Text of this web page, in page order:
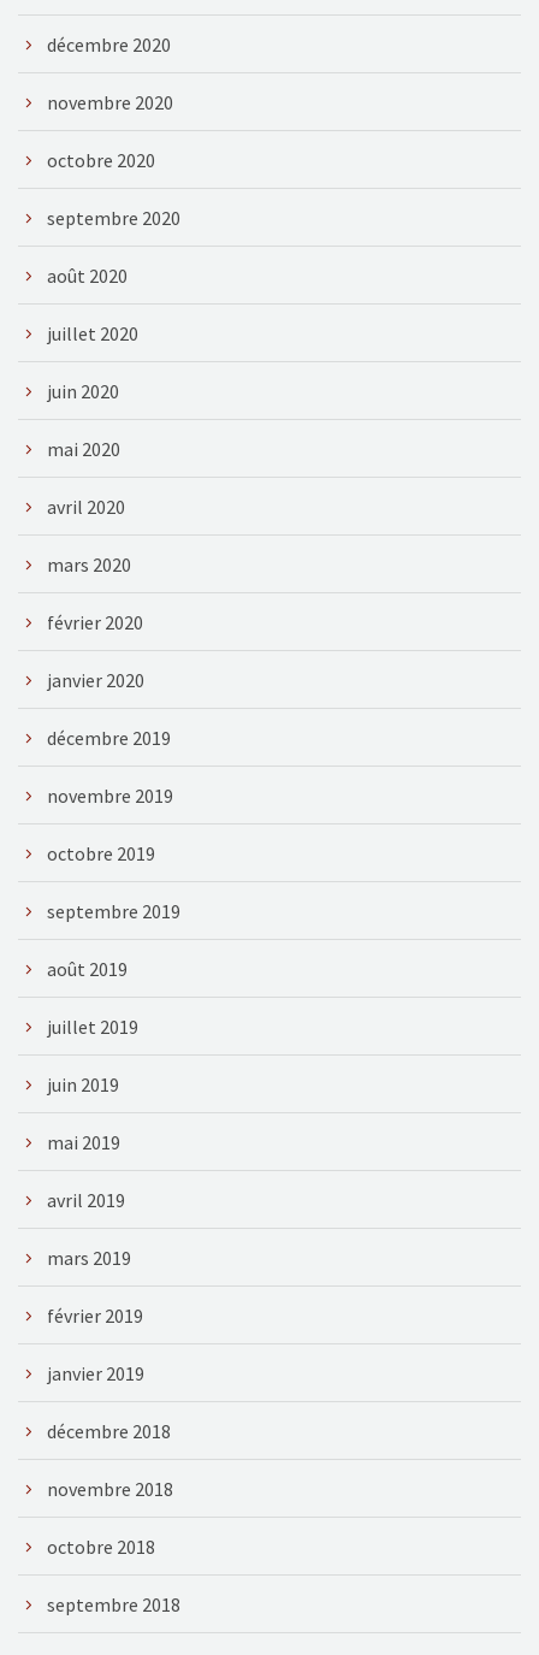
décembre 2020
novembre 2020
octobre 2020
septembre 2020
août 2020
juillet 2020
juin 2020
mai 2020
avril 2020
mars 2020
février 2020
janvier 2020
décembre 2019
novembre 2019
octobre 2019
septembre 2019
août 2019
juillet 2019
juin 2019
mai 2019
avril 2019
mars 2019
février 2019
janvier 2019
décembre 2018
novembre 2018
octobre 2018
septembre 2018